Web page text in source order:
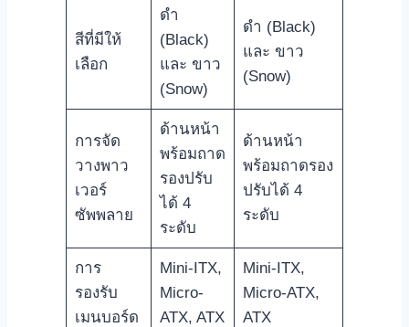
สีที่มีให้
เลือก
ดำ
(Black)
และ ขาว
(Snow)
ดำ (Black)
และ ขาว
(Snow)
การจัด
วางพาว
เวอร์
ซัพพลาย
ด้านหน้า
พร้อมถาด
รองปรับ
ได้ 4
ระดับ
ด้านหน้า
พร้อมถาดรอง
ปรับได้ 4
ระดับ
การ
รองรับ
เมนบอร์ด
Mini-ITX,
Micro-
ATX, ATX
Mini-ITX,
Micro-ATX,
ATX